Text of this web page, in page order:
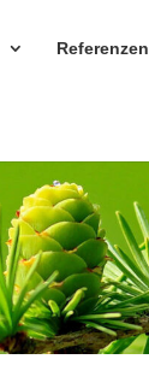
Refe­renzen